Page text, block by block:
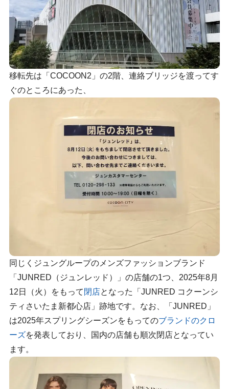
移転先は「COCOON2」の2階、連絡ブリッジを渡ってす
ぐのところにあった、
同じくジュングループのメンズファッションブランド
「JUNRED（ジュンレッド）」の店舗の1つ、2025年8月
12日（火）をもって 閉店となった「JUNRED コクーンシ
ティさいたま新都心店」跡地です。なお、「JUNRED」
は2025年スプリングシーズンをもってのブランドのクロ
ーズを発表しており、国内の店舗も順次閉店となってい
ます。